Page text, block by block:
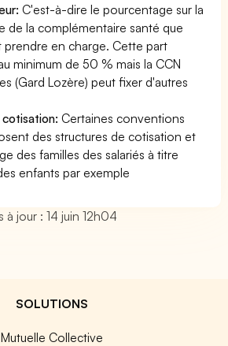
C'est-à-dire le pourcentage sur la
de la complémentaire santé que
prendre en charge. Cette part
minimum de 50 % mais la CCN
(Gard Lozère) peut fixer d'autres
Certaines conventions
des structures de cotisation et
des familles des salariés à titre
enfants par exemple
à jour : 14 juin 12h04
SOLUTIONS
Mutuelle Collective